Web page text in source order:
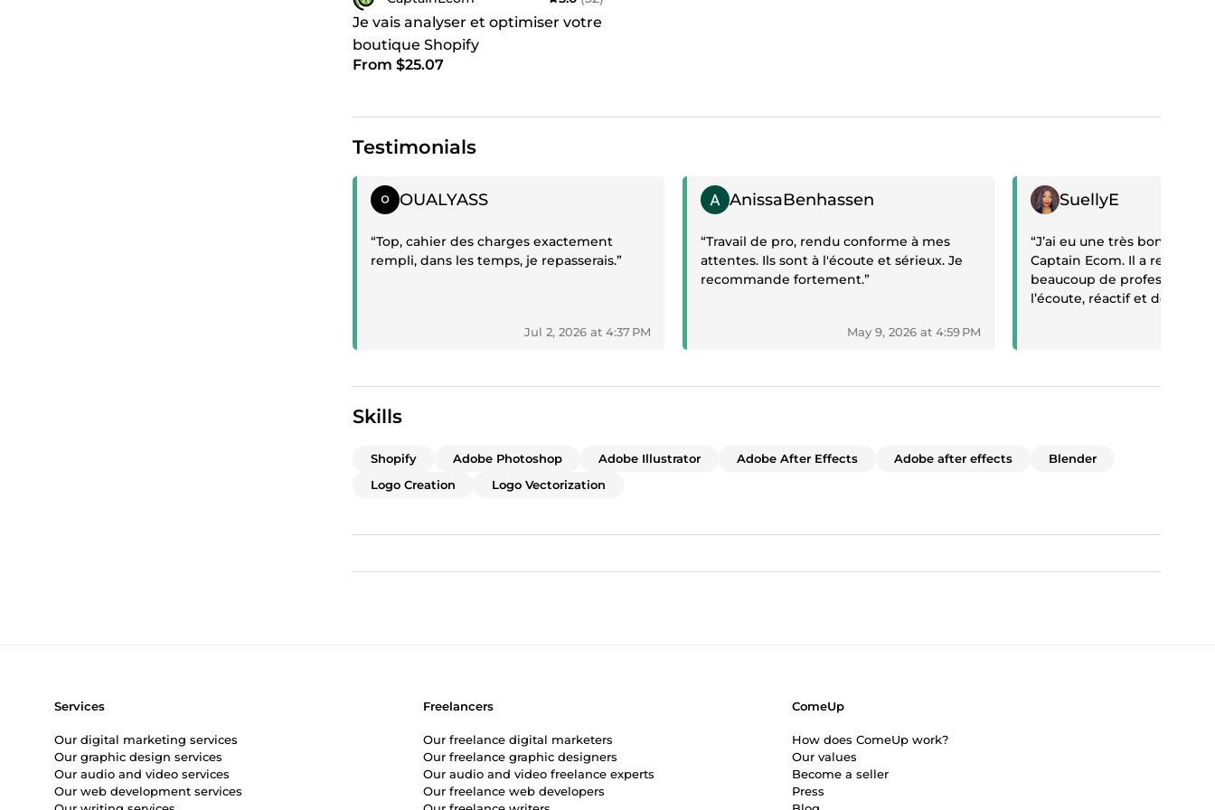
Je vais analyser et optimiser votre
boutique Shopify
From $25.07
Testimonials
Positive review
OUALYASS
“Top, cahier des charges exactement
rempli, dans les temps, je repasserais.”
Jul 2, 2026 at 4:37 PM
Positive review
AnissaBenhassen
“Travail de pro, rendu conforme à mes
attentes. Ils sont à l'écoute et sérieux. Je
recommande fortement.”
May 9, 2026 at 4:59 PM
Positive review
SuellyE
“J’ai eu une très bonne
Captain Ecom. Il a refait
beaucoup de
l’écoute, réactif et de très
Skills
Shopify Adobe Photoshop Adobe Illustrator Adobe After Effects Adobe after effects
Blender
Logo Creation
Logo Vectorization
Services
Our digital marketing services
Our graphic design services
Our audio and video services
Our web development services
Freelancers
Our freelance digital marketers
Our freelance graphic designers
Our audio and video freelance experts
Our freelance web developers
ComeUp
How does ComeUp work?
Our values
Become a seller
Press